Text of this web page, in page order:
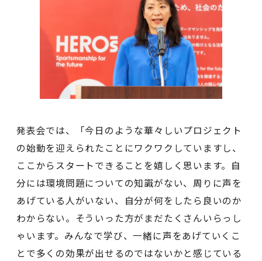
発表会では、「今日のような華々しいプロジェクト
の始動を迎えられたことにワクワクしていますし、
ここからスタートできることを嬉しく思います。自
分には環境問題についての知識がない、周りに声を
あげている人がいない、自分が何をしたら良いのか
わからない。そういった方がまだたくさんいらっし
ゃいます。みんなで学び、一緒に声をあげていくこ
とで多くの効果が出せるのではないかと感じている